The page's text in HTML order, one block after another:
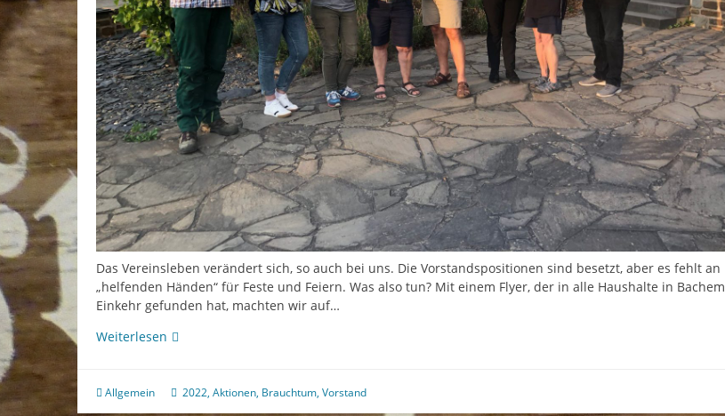
Das Vereinsleben verändert sich, so auch bei uns. Die Vorstandspositionen sind besetzt, aber es fehlt an
„helfenden Händen“ für Feste und Feiern. Was also tun? Mit einem Flyer, der in alle Haushalte in Bachem
Einkehr gefunden hat, machten wir auf…
Weiterlesen Helfende
Allgemein 2022, Aktionen, Brauchtum, Vorstand